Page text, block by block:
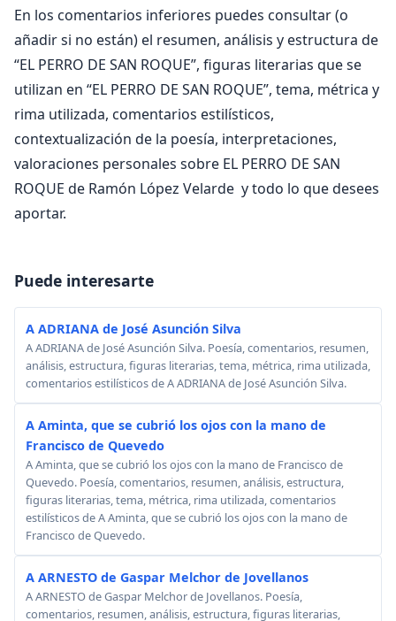
En los comentarios inferiores puedes consultar (o
añadir si no están) el resumen, análisis y estructura de
“EL PERRO DE SAN ROQUE”, figuras literarias que se
utilizan en “EL PERRO DE SAN ROQUE”, tema, métrica y
rima utilizada, comentarios estilísticos,
contextualización de la poesía, interpretaciones,
valoraciones personales sobre EL PERRO DE SAN
ROQUE de Ramón López Velarde y todo lo que desees
aportar.
Puede interesarte
A ADRIANA de José Asunción Silva
A ADRIANA de José Asunción Silva. Poesía, comentarios, resumen,
análisis, estructura, figuras literarias, tema, métrica, rima utilizada,
comentarios estilísticos de A ADRIANA de José Asunción Silva.
A Aminta, que se cubrió los ojos con la mano de
Francisco de Quevedo
A Aminta, que se cubrió los ojos con la mano de Francisco de
Quevedo. Poesía, comentarios, resumen, análisis, estructura,
figuras literarias, tema, métrica, rima utilizada, comentarios
estilísticos de A Aminta, que se cubrió los ojos con la mano de
Francisco de Quevedo.
A ARNESTO de Gaspar Melchor de Jovellanos
A ARNESTO de Gaspar Melchor de Jovellanos. Poesía,
comentarios, resumen, análisis, estructura, figuras literarias,